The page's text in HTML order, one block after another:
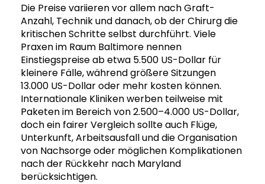
Die Preise variieren vor allem nach Graft-
Anzahl, Technik und danach, ob der Chirurg die
kritischen Schritte selbst durchführt. Viele
Praxen im Raum Baltimore nennen
Einstiegspreise ab etwa 5.500 US-Dollar für
kleinere Fälle, während größere Sitzungen
13.000 US-Dollar oder mehr kosten können.
Internationale Kliniken werben teilweise mit
Paketen im Bereich von 2.500–4.000 US-Dollar,
doch ein fairer Vergleich sollte auch Flüge,
Unterkunft, Arbeitsausfall und die Organisation
von Nachsorge oder möglichen Komplikationen
nach der Rückkehr nach Maryland
berücksichtigen.